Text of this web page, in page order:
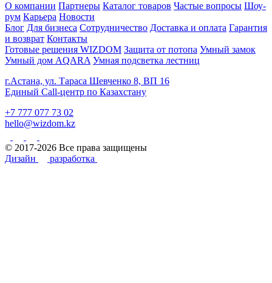
О компании Партнеры Каталог товаров Частые вопросы Шоу-
рум Карьера Новости
Блог Для бизнеса Сотрудничество Доставка и оплата Гарантия
и возврат Контакты
Готовые решения WIZDOM Защита от потопа Умный замок
Умный дом AQARA Умная подсветка лестниц
г.Астана, ул. Тараса Шевченко 8, ВП 16
Единый Call-центр по Казахстану
+7 777 077 73 02
hello@wizdom.kz
© 2017-2026 Все права защищены
Дизайн
разработка